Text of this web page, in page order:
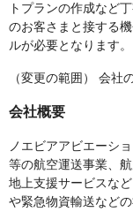
トプランの作成など
のお客さまと接する
ルが必要となります。
（変更の範囲） 会社
会社概要
ノエビアアビエーシ
等の航空運送事業、
地上支援サービスな
や緊急物資輸送など